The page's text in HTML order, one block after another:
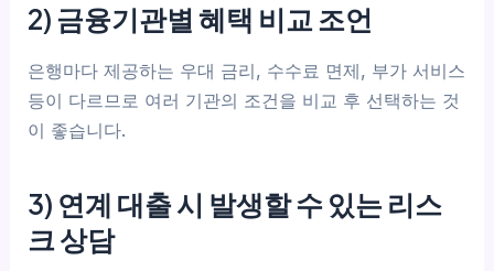
2) 금융기관별 혜택 비교 조언
은행마다 제공하는 우대 금리, 수수료 면제, 부가 서비스
등이 다르므로 여러 기관의 조건을 비교 후 선택하는 것
이 좋습니다.
3) 연계 대출 시 발생할 수 있는 리스
크 상담